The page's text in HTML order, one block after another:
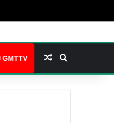
GMTTV Article Aléatoire